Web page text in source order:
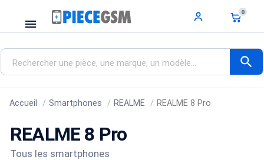
menu
0
search
Accueil Smartphones REALME REALME 8 Pro
REALME 8 Pro
Tous les smartphones